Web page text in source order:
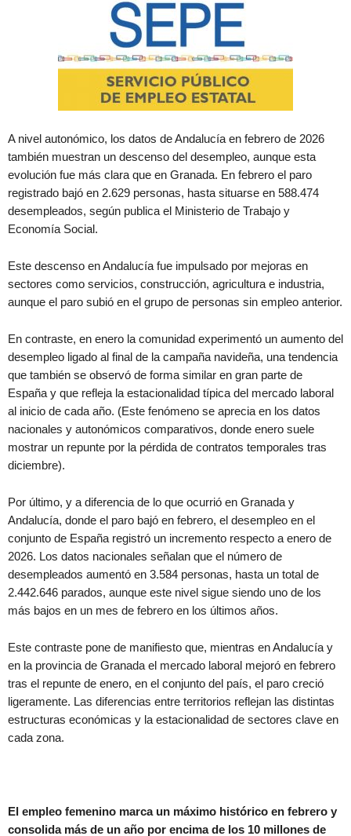
A nivel autonómico, los datos de Andalucía en febrero de 2026
también muestran un descenso del desempleo, aunque esta
evolución fue más clara que en Granada. En febrero el paro
registrado bajó en 2.629 personas, hasta situarse en 588.474
desempleados, según publica el Ministerio de Trabajo y
Economía Social.
Este descenso en Andalucía fue impulsado por mejoras en
sectores como servicios, construcción, agricultura e industria,
aunque el paro subió en el grupo de personas sin empleo anterior.
En contraste, en enero la comunidad experimentó un aumento del
desempleo ligado al final de la campaña navideña, una tendencia
que también se observó de forma similar en gran parte de
España y que refleja la estacionalidad típica del mercado laboral
al inicio de cada año. (Este fenómeno se aprecia en los datos
nacionales y autonómicos comparativos, donde enero suele
mostrar un repunte por la pérdida de contratos temporales tras
diciembre).
Por último, y a diferencia de lo que ocurrió en Granada y
Andalucía, donde el paro bajó en febrero, el desempleo en el
conjunto de España registró un incremento respecto a enero de
2026. Los datos nacionales señalan que el número de
desempleados aumentó en 3.584 personas, hasta un total de
2.442.646 parados, aunque este nivel sigue siendo uno de los
más bajos en un mes de febrero en los últimos años.
Este contraste pone de manifiesto que, mientras en Andalucía y
en la provincia de Granada el mercado laboral mejoró en febrero
tras el repunte de enero, en el conjunto del país, el paro creció
ligeramente. Las diferencias entre territorios reflejan las distintas
estructuras económicas y la estacionalidad de sectores clave en
cada zona.
El empleo femenino marca un máximo histórico en febrero y
consolida más de un año por encima de los 10 millones de